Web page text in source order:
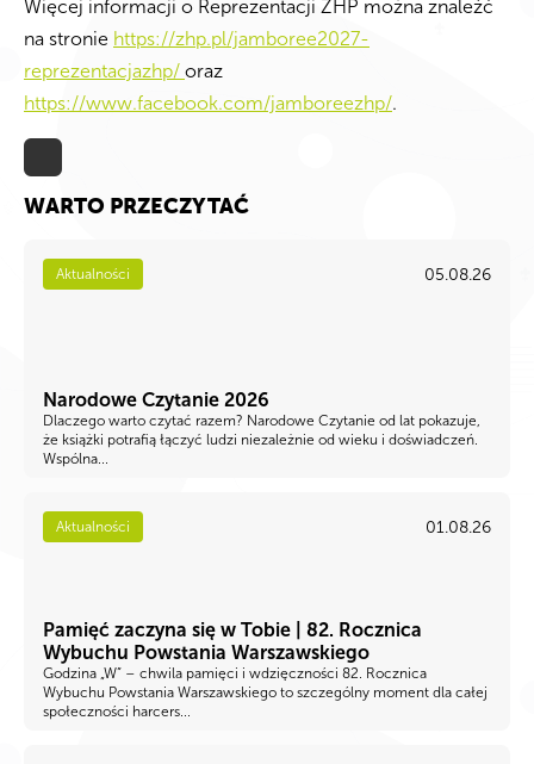
Więcej informacji o Reprezentacji ZHP można znaleźć
na stronie https://zhp.pl/jamboree2027-
reprezentacjazhp/ oraz
https://www.facebook.com/jamboreezhp/.
WARTO PRZECZYTAĆ
Aktualności 05.08.26
Narodowe Czytanie 2026
Dlaczego warto czytać razem? Narodowe Czytanie od lat pokazuje,
że książki potrafią łączyć ludzi niezależnie od wieku i doświadczeń.
Wspólna...
Aktualności 01.08.26
Pamięć zaczyna się w Tobie | 82. Rocznica
Wybuchu Powstania Warszawskiego
Godzina „W” – chwila pamięci i wdzięczności 82. Rocznica
Wybuchu Powstania Warszawskiego to szczególny moment dla całej
społeczności harcers...